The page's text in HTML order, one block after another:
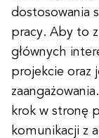
dostosowania
pracy. Aby to
głównych
projekcie oraz
krok w stronę
komunikacji z